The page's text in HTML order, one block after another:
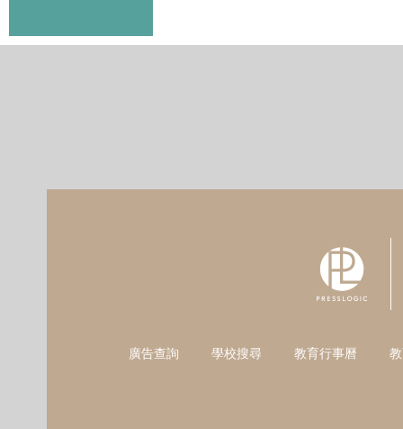
廣告查詢 學校搜尋 教育行事曆